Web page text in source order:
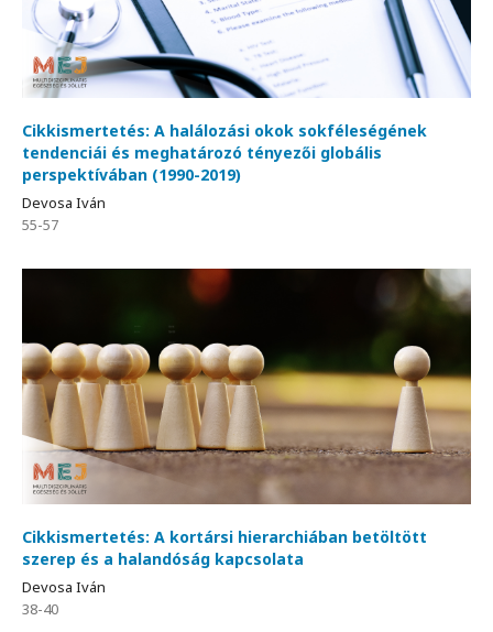
Cikkismertetés: A halálozási okok sokféleségének
tendenciái és meghatározó tényezői globális
perspektívában (1990-2019)
Devosa Iván
55-57
Cikkismertetés: A kortársi hierarchiában betöltött
szerep és a halandóság kapcsolata
Devosa Iván
38-40